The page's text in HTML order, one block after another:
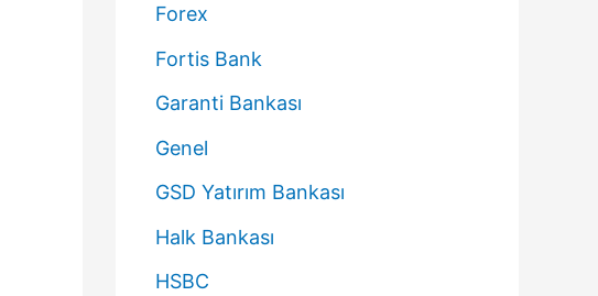
Forex
Fortis Bank
Garanti Bankası
Genel
GSD Yatırım Bankası
Halk Bankası
HSBC